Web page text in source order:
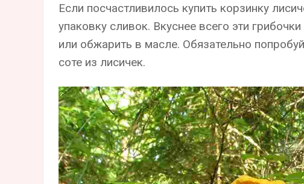
Если посчастливилось купить корзинку
упаковку сливок. Вкуснее всего эти
или обжарить в масле. Обязательно
соте из лисичек.